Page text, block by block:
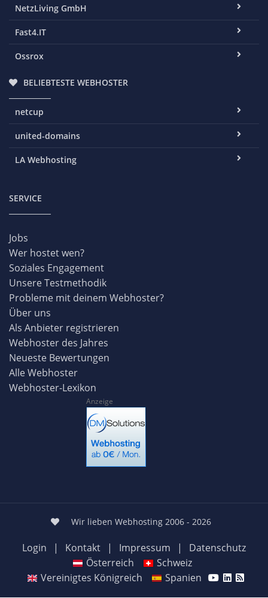
NetzLiving GmbH
Fast4.IT
Ossrox
BELIEBTESTE WEBHOSTER
netcup
united-domains
LA Webhosting
SERVICE
Jobs
Wer hostet wen?
Soziales Engagement
Unsere Testmethodik
Probleme mit deinem Webhoster?
Über uns
Als Anbieter registrieren
Webhoster des Jahres
Neueste Bewertungen
Alle Webhoster
Webhoster-Lexikon
Anzeige
Wir lieben Webhosting 2006 - 2026
Login | Kontakt | Impressum |
Datenschutz
Österreich
Schweiz
Vereinigtes Königreich
Spanien